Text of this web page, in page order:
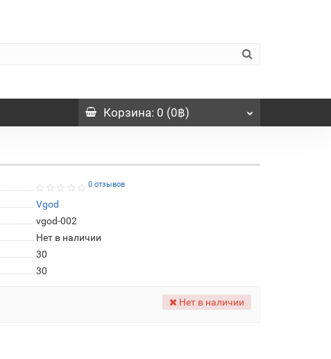
Корзина: 0 (0฿)
0 отзывов
Vgod
vgod-002
Нет в наличии
30
30
Нет в наличии